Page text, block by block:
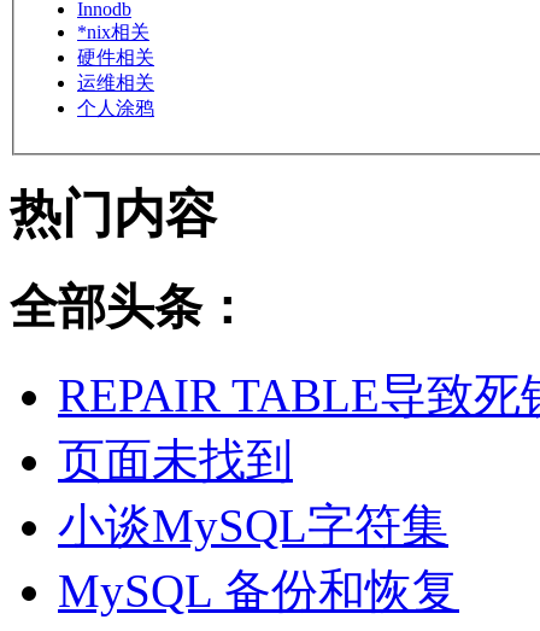
Innodb
*nix相关
硬件相关
运维相关
个人涂鸦
热门内容
全部头条：
REPAIR TABLE导致死
页面未找到
小谈MySQL字符集
MySQL 备份和恢复